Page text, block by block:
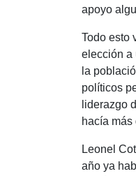
apoyo
Todo esto
elección a
la
políticos
liderazgo
hacía más
Leonel
año ya